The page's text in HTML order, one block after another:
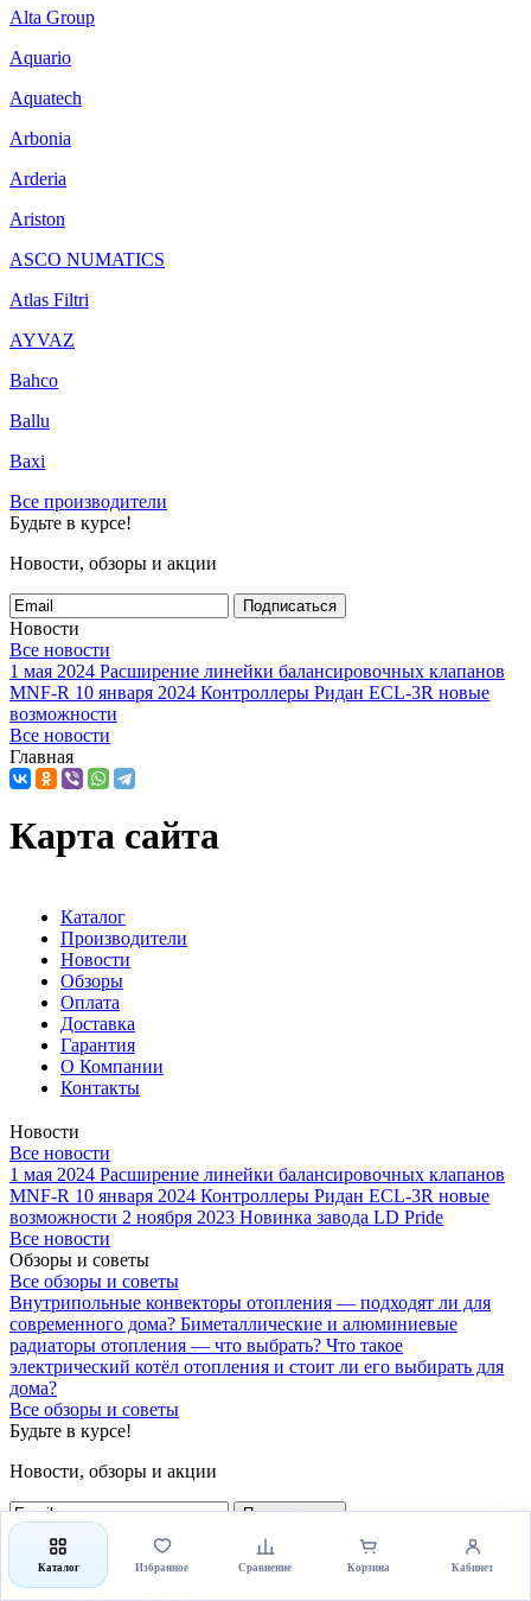
Alta Group
Aquario
Aquatech
Arbonia
Arderia
Ariston
ASCO NUMATICS
Atlas Filtri
AYVAZ
Bahco
Ballu
Baxi
Все производители
Будьте в курсе!
Новости, обзоры и акции
Подписаться
Новости
Все новости
1 мая 2024 Расширение линейки балансировочных клапанов
MNF-R 10 января 2024 Контроллеры Ридан ECL-3R новые
возможности
Все новости
Главная
Карта сайта
Каталог
Производители
Новости
Обзоры
Оплата
Доставка
Гарантия
О Компании
Контакты
Новости
Все новости
1 мая 2024 Расширение линейки балансировочных клапанов
MNF-R 10 января 2024 Контроллеры Ридан ECL-3R новые
возможности 2 ноября 2023 Новинка завода LD Pride
Все новости
Обзоры и советы
Все обзоры и советы
Внутрипольные конвекторы отопления — подходят ли для
современного дома? Биметаллические и алюминиевые
радиаторы отопления — что выбрать? Что такое
электрический котёл отопления и стоит ли его выбирать для
дома?
Все обзоры и советы
Будьте в курсе!
Новости, обзоры и акции
Подписаться
Как купить
Способы оплаты
Каталог Избранное Сравнение Корзина Кабинет